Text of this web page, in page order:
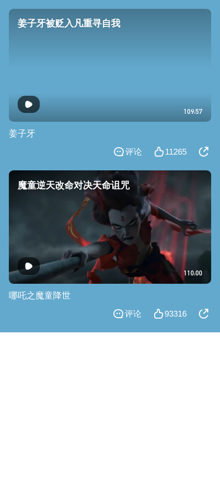
姜子牙被贬入凡重寻自我
109:57
姜子牙
11265
评论
魔童逆天改命对决天命诅咒
110:00
哪吒之魔童降世
93316
评论